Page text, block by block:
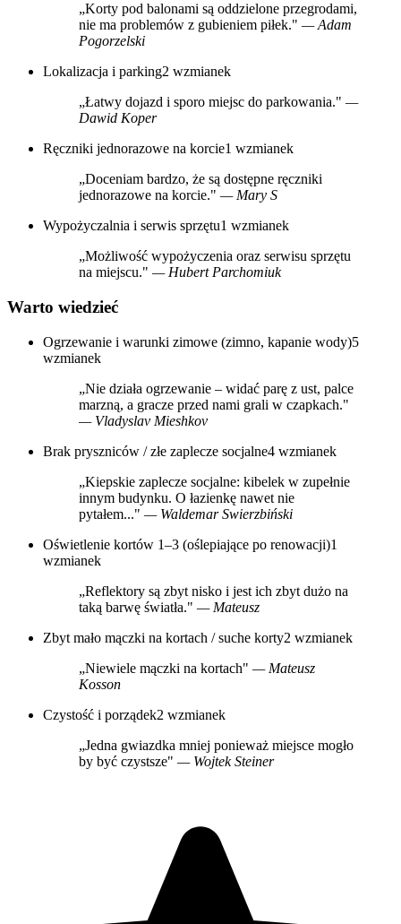
„Korty pod balonami są oddzielone przegrodami,
nie ma problemów z gubieniem piłek." — Adam
Pogorzelski
Lokalizacja i parking2 wzmianek
„Łatwy dojazd i sporo miejsc do parkowania." —
Dawid Koper
Ręczniki jednorazowe na korcie1 wzmianek
„Doceniam bardzo, że są dostępne ręczniki
jednorazowe na korcie." — Mary S
Wypożyczalnia i serwis sprzętu1 wzmianek
„Możliwość wypożyczenia oraz serwisu sprzętu
na miejscu." — Hubert Parchomiuk
Warto wiedzieć
Ogrzewanie i warunki zimowe (zimno, kapanie wody)5
wzmianek
„Nie działa ogrzewanie – widać parę z ust, palce
marzną, a gracze przed nami grali w czapkach."
— Vladyslav Mieshkov
Brak pryszniców / złe zaplecze socjalne4 wzmianek
„Kiepskie zaplecze socjalne: kibelek w zupełnie
innym budynku. O łazienkę nawet nie
pytałem..." — Waldemar Swierzbiński
Oświetlenie kortów 1–3 (oślepiające po renowacji)1
wzmianek
„Reflektory są zbyt nisko i jest ich zbyt dużo na
taką barwę światła." — Mateusz
Zbyt mało mączki na kortach / suche korty2 wzmianek
„Niewiele mączki na kortach" — Mateusz
Kosson
Czystość i porządek2 wzmianek
„Jedna gwiazdka mniej ponieważ miejsce mogło
by być czystsze" — Wojtek Steiner